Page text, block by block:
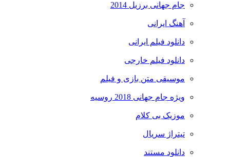
جام جهانی برزیل 2014
آهنگ ایرانی
دانلود فیلم ایرانی
دانلود فیلم خارجی
موسیقی متن بازی و فیلم
ویژه جام جهانی 2018 روسیه
موزیک بی کلام
تیتراژ سریال
دانلود مستند